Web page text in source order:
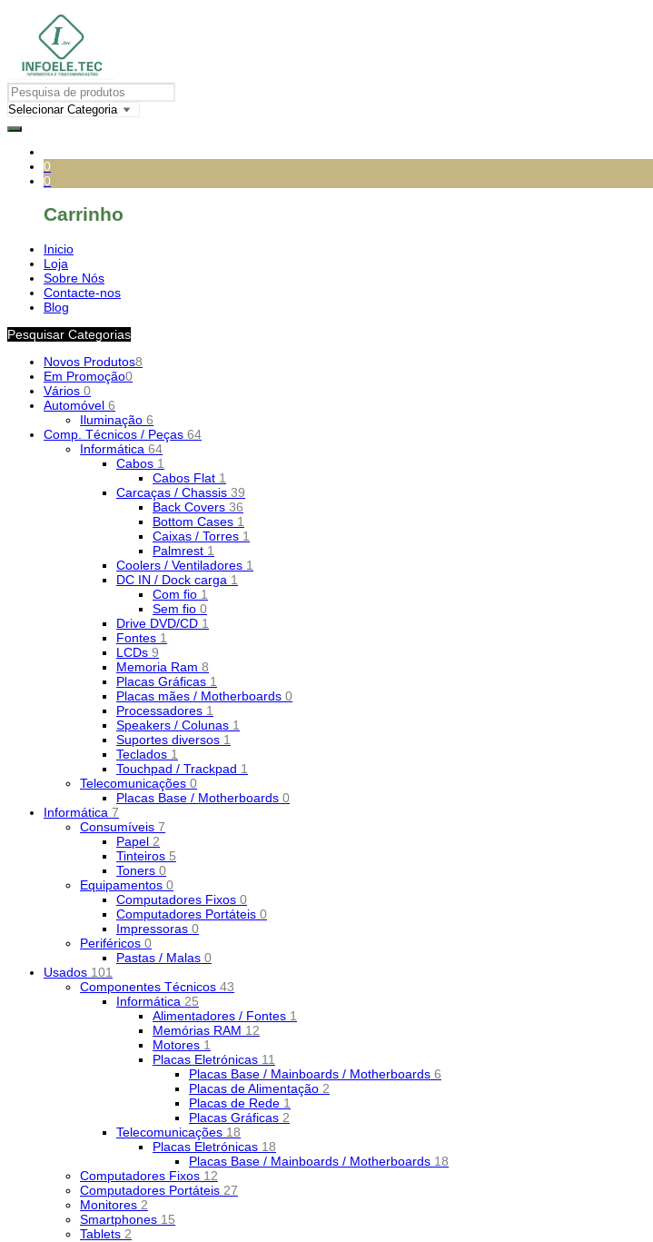
0
0
Carrinho
Inicio
Loja
Sobre Nós
Contacte-nos
Blog
Pesquisar Categorias
Novos Produtos8
Em Promoção0
Vários 0
Automóvel 6
Iluminação 6
Comp. Técnicos / Peças 64
Informática 64
Cabos 1
Cabos Flat 1
Carcaças / Chassis 39
Back Covers 36
Bottom Cases 1
Caixas / Torres 1
Palmrest 1
Coolers / Ventiladores 1
DC IN / Dock carga 1
Com fio 1
Sem fio 0
Drive DVD/CD 1
Fontes 1
LCDs 9
Memoria Ram 8
Placas Gráficas 1
Placas mães / Motherboards 0
Processadores 1
Speakers / Colunas 1
Suportes diversos 1
Teclados 1
Touchpad / Trackpad 1
Telecomunicações 0
Placas Base / Motherboards 0
Informática 7
Consumíveis 7
Papel 2
Tinteiros 5
Toners 0
Equipamentos 0
Computadores Fixos 0
Computadores Portáteis 0
Impressoras 0
Periféricos 0
Pastas / Malas 0
Usados 101
Componentes Técnicos 43
Informática 25
Alimentadores / Fontes 1
Memórias RAM 12
Motores 1
Placas Eletrónicas 11
Placas Base / Mainboards / Motherboards 6
Placas de Alimentação 2
Placas de Rede 1
Placas Gráficas 2
Telecomunicações 18
Placas Eletrónicas 18
Placas Base / Mainboards / Motherboards 18
Computadores Fixos 12
Computadores Portáteis 27
Monitores 2
Smartphones 15
Tablets 2